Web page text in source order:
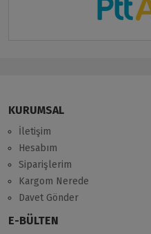
KURUMSAL
İletişim
Hesabım
Siparişlerim
Kargom Nerede
Davet Gönder
E-BÜLTEN